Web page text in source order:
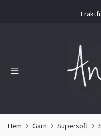
Hem Garn Supersoft